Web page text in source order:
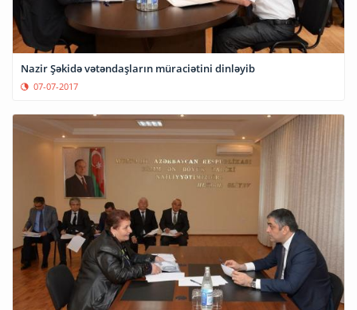
Nazir Şəkidə vətəndaşların müraciətini dinləyib
07-07-2017